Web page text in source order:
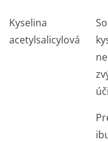
Kyselina
acetylsalicylová